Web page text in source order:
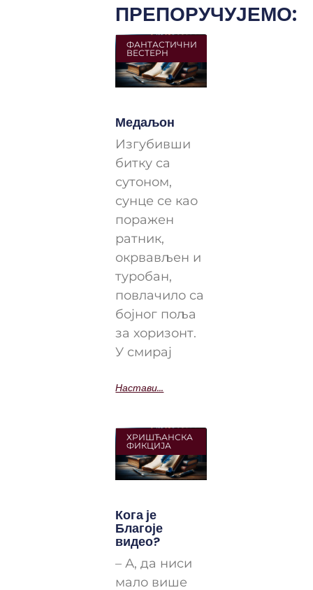
ПРЕПОРУЧУЈЕМО:
ФАНТАСТИЧНИ
ВЕСТЕРН
Медаљон
Изгубивши
битку са
сутоном,
сунце се као
поражен
ратник,
окрвављен и
туробан,
повлачило са
бојног поља
за хоризонт.
У смирај
Настави...
ХРИШЋАНСКА
ФИКЦИЈА
Кога је
Благоје
видео?
– А, да ниси
мало више